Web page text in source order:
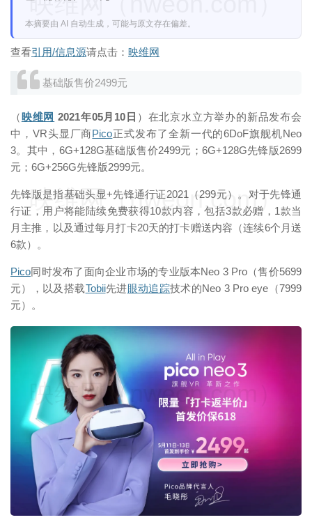
本摘要由 AI 自动生成，可能与原文存在偏差。
查看引用/信息源请点击： 映维网
基础版售价2499元
（ 映维网 2021年05月10日 ）在北京水立方举办的新品发布会
中，VR头显厂商Pico正式发布了全新一代的6DoF旗舰机Neo
3。其中，6G+128G基础版售价2499元；6G+128G先锋版2699
元；6G+256G先锋版2999元。
先锋版是指基础头显+先锋通行证2021（299元）。对于先锋通
行证，用户将能陆续免费获得10款内容，包括3款必赠，1款当
月主推，以及通过每月打卡20天的打卡赠送内容（连续6个月送
6款）。
Pico同时发布了面向企业市场的专业版本Neo 3 Pro（售价5699
元），以及搭载Tobii先进眼动追踪技术的Neo 3 Pro eye（7999
元）。
映维网（nweon.com）
映维网（nweon.com）